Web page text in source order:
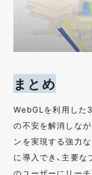
まとめ
WebGLを利用した
の不安を解消しな
ンを実現する強力
に導入でき、主要な